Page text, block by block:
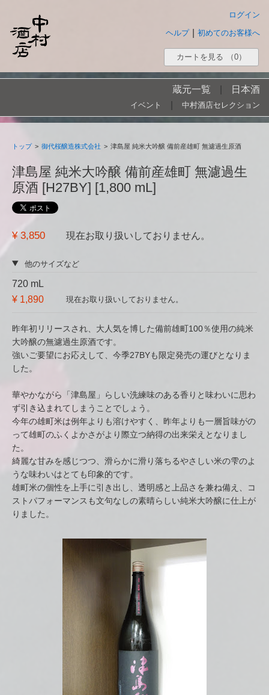
ログイン
初めてのお客様へ
ヘルプ
カートを見る （0）
蔵元一覧 日本酒
イベント 中村酒店セレクション
トップ > 御代桜醸造株式会社 > 津島屋 純米大吟醸 備前産雄町 無濾過生原酒
津島屋 純米大吟醸 備前産雄町 無濾過生
原酒 [H27BY] [1,800 mL]
¥ 3,850 現在お取り扱いしておりません。
他のサイズなど
720 mL
¥ 1,890
現在お取り扱いしておりません。
昨年初リリースされ、大人気を博した備前雄町100％使用の純米
大吟醸の無濾過生原酒です。
強いご要望にお応えして、今季27BYも限定発売の運びとなりま
した。
華やかながら「津島屋」らしい洗練味のある香りと味わいに思わ
ず引き込まれてしまうことでしょう。
今年の雄町米は例年よりも溶けやすく、昨年よりも一層旨味がの
って雄町のふくよかさがより際立つ納得の出来栄えとなりまし
た。
綺麗な甘みを感じつつ、滑らかに滑り落ちるやさしい米の雫のよ
うな味わいはとても印象的です。
雄町米の個性を上手に引き出し、透明感と上品さを兼ね備え、コ
ストパフォーマンスも文句なしの素晴らしい純米大吟醸に仕上が
りました。